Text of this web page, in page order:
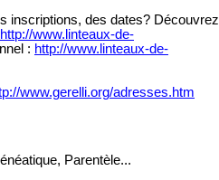
inscriptions, des dates? Découvrez
http://www.linteaux-de-
: http://www.linteaux-de-
www.gerelli.org/adresses.htm
Parentèle...